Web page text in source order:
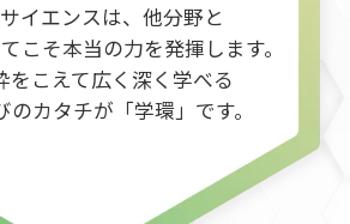
イエンスは、他分野と
こそ本当の力を発揮します。
をこえて広く深く学べる
のカタチが「学環」です。